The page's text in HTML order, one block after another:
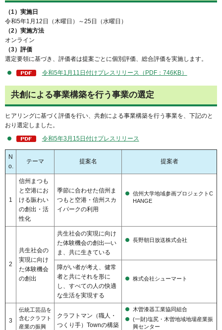
（1）実施日
令和5年1月12日（木曜日）～25日（水曜日）
（2）実施方法
オンライン
（3）評価
選定要領に基づき、評価者は提案ごとに個別評価、総合評価を実施します。
令和5年1月11日付けプレスリリース（PDF：746KB）
共創による事業構築を行う事業の選定
ヒアリングに基づく評価を行い、共創による事業構築を行う事業を、下記のと
おり選定しました。
令和5年3月15日付けプレスリリース
N
o.
テーマ 提案名 提案者
1
信州まつも
と空港にお
ける賑わい
の創出・活
性化
季節に合わせた信州ま
つもと空港・信州スカ
イパークの利用
信州大学地域参画プロジェクトC
HANGE
2
共生社会の
実現に向け
た体験機会
の創出
共生社会の実現に向け
た体験機会の創出―い
ま、共に生きている
長野朝日放送株式会社
障がい者が考え、健常
者と共にそれを形に
し、すべての人の快適
な生活を実現する
株式会社シューマート
3
伝統工芸品を
含むクラフト
産業の振興
クラフトマン（職人・
つくり手）Townの構築
木曽漆器工業協同組合
(一財)塩尻・木曽地域地場産業振
興センター